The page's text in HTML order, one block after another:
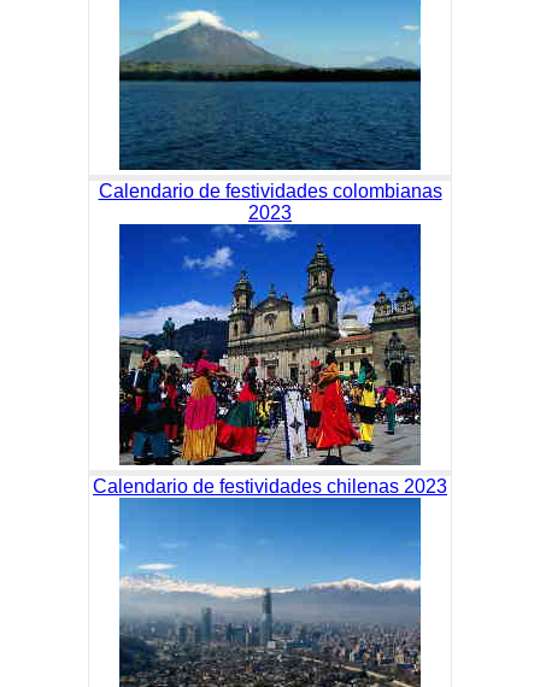
Calendario de festividades colombianas
2023
Calendario de festividades chilenas 2023